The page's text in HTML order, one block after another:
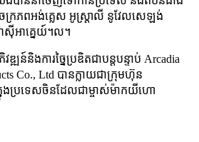
ក្រភពអង់គ្លេស អូស្ត្រាលី នូវែលសេឡង់
ាស៊ីអាគ្នេយ៍។ល។
វឌ្ឍន៍និងការច្នៃប្រឌិតជាបន្តបន្ទាប់ Arcadia
Co., Ltd បានក្លាយជាក្រុមហ៊ុន
ប្រទេសចិនដែលជាម្ចាស់ម៉ាកយីហោ